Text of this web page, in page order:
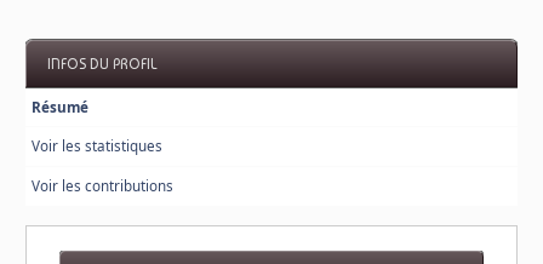
INFOS DU PROFIL
Résumé
Voir les statistiques
Voir les contributions